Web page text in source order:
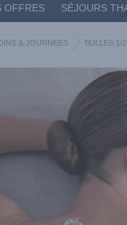
OFFRES SÉJOURS
& JOURNÉES BULLES 1/